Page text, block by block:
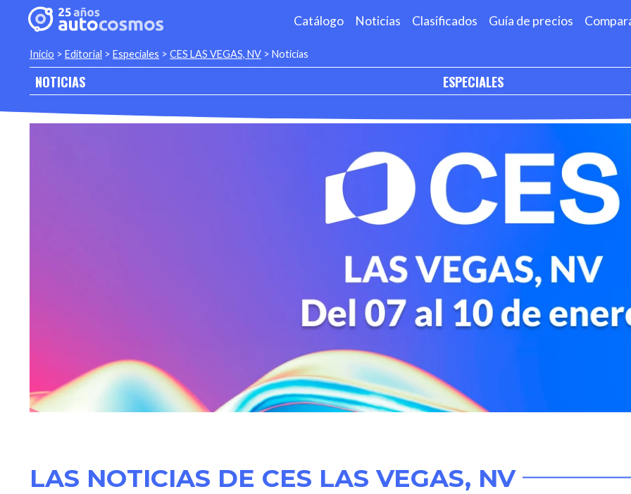
Catálogo Noticias Clasificados Guía de precios
Inicio > Editorial > Especiales > CES LAS VEGAS, NV > Noticias
NOTICIAS ESPECIALES
LAS NOTICIAS DE CES LAS VEGAS, NV